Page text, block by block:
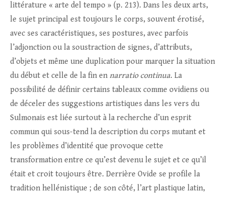
littérature « arte del tempo » (p. 213). Dans les deux arts,
le sujet principal est toujours le corps, souvent érotisé,
avec ses caractéristiques, ses postures, avec parfois
l’adjonction ou la soustraction de signes, d’attributs,
d’objets et même une duplication pour marquer la situation
du début et celle de la fin en narratio continua. La
possibilité de définir certains tableaux comme ovidiens ou
de déceler des suggestions artistiques dans les vers du
Sulmonais est liée surtout à la recherche d’un esprit
commun qui sous-tend la description du corps mutant et
les problèmes d’identité que provoque cette
transformation entre ce qu’est devenu le sujet et ce qu’il
était et croit toujours être. Derrière Ovide se profile la
tradition hellénistique ; de son côté, l’art plastique latin,